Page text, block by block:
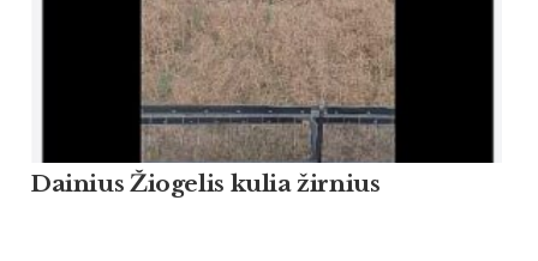
Dainius Žiogelis kulia žirnius